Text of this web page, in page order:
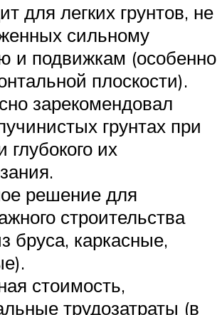
для легких грунтов, не
сильному
и подвижкам (особенно
плоскости).
зарекомендовал
грунтах при
глубокого их
решение для
строительства
бруса, каркасные,
стоимость,
трудозатраты (в